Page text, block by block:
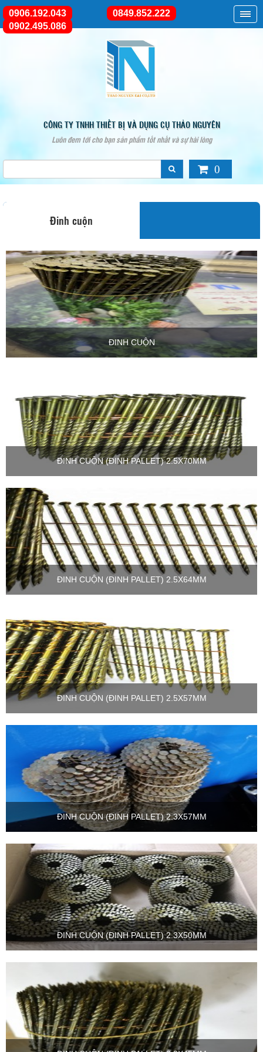
CÔNG TY TNHH THIẾT BỊ VÀ DỤNG CỤ THẢO NGUYÊN
Luôn đem tới cho bạn sản phẩm tốt nhất và sự hài lòng
0906.192.043
0849.852.222
0902.495.086
0
Đinh cuộn
ĐINH CUỘN
ĐINH CUỘN (ĐINH PALLET) 2.5X70MM
ĐINH CUỘN (ĐINH PALLET) 2.5X64MM
ĐINH CUỘN (ĐINH PALLET) 2.5X57MM
ĐINH CUỘN (ĐINH PALLET) 2.3X57MM
ĐINH CUỘN (ĐINH PALLET) 2.3X50MM